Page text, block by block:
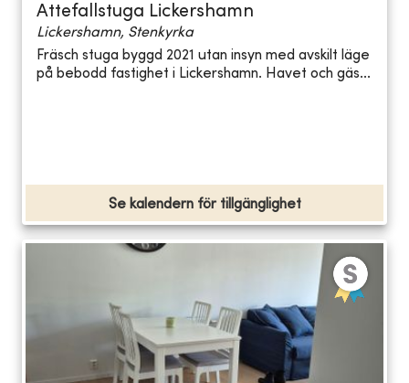
Attefallstuga Lickershamn
Lickershamn, Stenkyrka
Fräsch stuga byggd 2021 utan insyn med avskilt läge
på bebodd fastighet i Lickershamn. Havet och gäs...
Se kalendern för tillgänglighet